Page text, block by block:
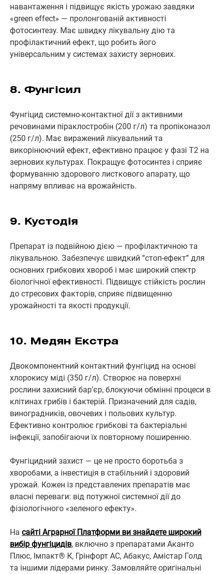
навантаження і підвищує якість урожаю завдяки
«green effect» — пролонгованій активності
фотосинтезу. Має швидку лікувальну дію та
профілактичний ефект, що робить його
універсальним у системах захисту зернових.
8. Фунгісил
Фунгіцид системно-контактної дії з активними
речовинами піраклостробін (200 г/л) та пропіконазол
(250 г/л). Має виражений лікувальний та
викорінюючий ефект, ефективно працює у фазі Т2 на
зернових культурах. Покращує фотосинтез і сприяє
формуванню здорового листкового апарату, що
напряму впливає на врожайність.
9. Кустодія
Препарат із подвійною дією — профілактичною та
лікувальною. Забезпечує швидкий “стоп-ефект” для
основних грибкових хвороб і має широкий спектр
біологічної ефективності. Підвищує стійкість рослин
до стресових факторів, сприяє підвищенню
урожайності та якості продукції.
10. Медян Екстра
Двокомпонентний контактний фунгіцид на основі
хлорокису міді (350 г/л). Створює на поверхні
рослини захисний бар’єр, блокуючи обмінні процеси в
клітинах грибів і бактерій. Призначений для садів,
виноградників, овочевих і польових культур.
Ефективно контролює грибкові та бактеріальні
інфекції, запобігаючи їх повторному поширенню.
Фунгіцидний захист — це не просто боротьба з
хворобами, а інвестиція в стабільний і здоровий
урожай. Кожен із представлених препаратів має
власні переваги: від потужної системної дії до
фізіологічного «зеленого ефекту».
На сайті Аграрної Платформи ви знайдете широкий
вибір фунгіцидів, включно з препаратами Аканто
Плюс, Імпакт® К, Грінфорт АС, Абакус, Амістар Голд
та іншими лідерами ринку. Замовляйте оригінальні